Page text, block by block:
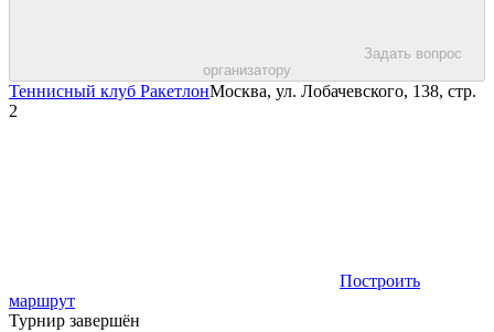
Задать вопрос
организатору
Теннисный клуб РакетлонМосква, ул. Лобачевского, 138, стр.
2
Построить
маршрут
Турнир завершён